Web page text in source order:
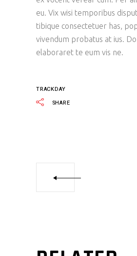
eu. Vix wisi temporibus
tibique consectetuer has,
vivendum probatus at ius.
elaboraret te eum vis ne.
TRACKDAY
SHARE